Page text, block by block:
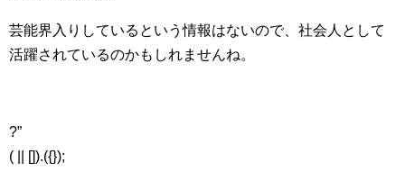
芸能界入りしているという情報はないので、社会人として
活躍されているのかもしれませんね。
?”
( || []).({});